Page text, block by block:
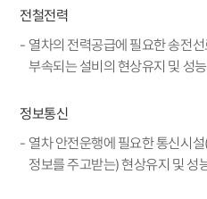
전철전력
열차의 전력공급에 필요한 송전
부속되는 설비의 현상유지 및 성
정보통신
열차 안전운행에 필요한 통신시
정보를 주고받는) 현상유지 및 성